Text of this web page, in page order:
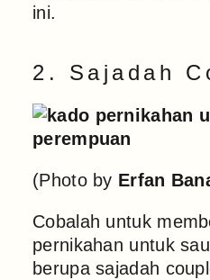
ini.
2. Sajadah
(Photo by Erfan
Cobalah untuk
pernikahan untuk
berupa sajadah